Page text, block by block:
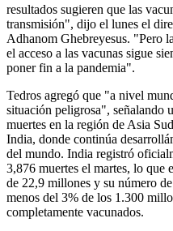
resultados sugieren que las
transmisión", dijo el lunes el
Adhanom Ghebreyesus. "Pero
el acceso a las vacunas sigue
poner fin a la pandemia".
Tedros agregó que "a nivel
situación peligrosa", señalando
muertes en la región de Asia
India, donde continúa
del mundo. India registró
3,876 muertes el martes, lo que
de 22,9 millones y su número
menos del 3% de los 1.300
completamente vacunados.